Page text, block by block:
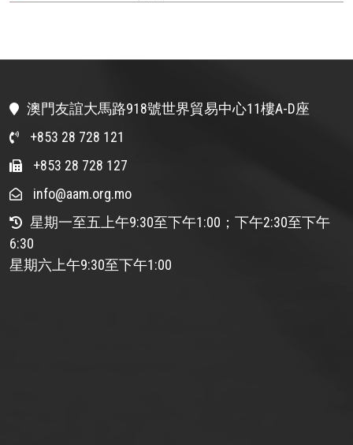
澳門友誼大馬路918號世界貿易中心11樓A-D座
+853 28 728 121
+853 28 728 127
info@aam.org.mo
星期一至五上午9:30至下午1:00；下午2:30至下午
6:30
星期六上午9:30至下午1:00